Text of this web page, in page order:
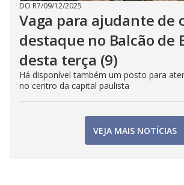
DO R7/09/12/2025
Vaga para ajudante de
destaque no Balcão de
desta terça (9)
Há disponível também um posto para
no centro da capital paulista
VEJA MAIS NOTÍCIAS